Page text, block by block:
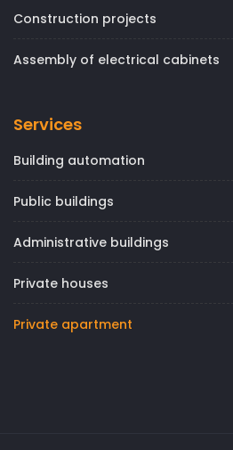
Construction projects
Assembly of electrical cabinets
Services
Building automation
Public buildings
Administrative buildings
Private houses
Private apartment